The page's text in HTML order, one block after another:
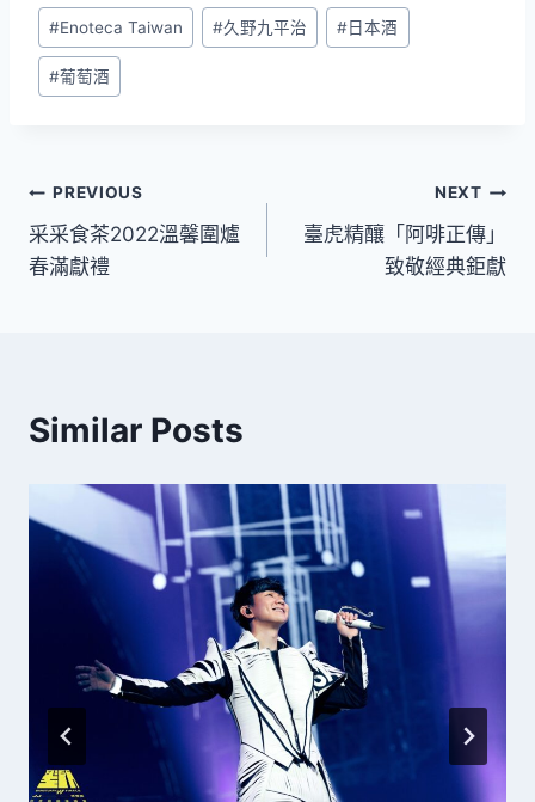
Post
Tags:
#Enoteca Taiwan #久野九平治 #日本酒
#葡萄酒
文
章
PREVIOUS
采采食茶2022溫馨圍爐
春滿獻禮
NEXT
臺虎精釀「阿啡正傳」
致敬經典鉅獻
Similar Posts